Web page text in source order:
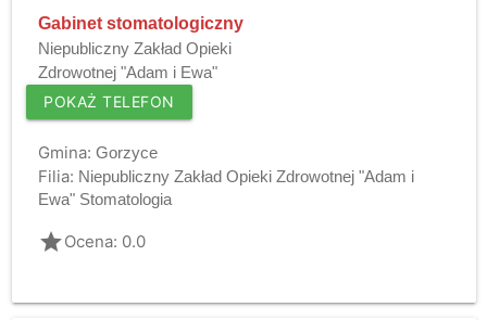
Gabinet stomatologiczny
Niepubliczny Zakład Opieki
Zdrowotnej "Adam i Ewa"
POKAŻ TELEFON
Gmina: Gorzyce
Filia: Niepubliczny Zakład Opieki Zdrowotnej "Adam i
Ewa" Stomatologia
gradeOcena: 0.0